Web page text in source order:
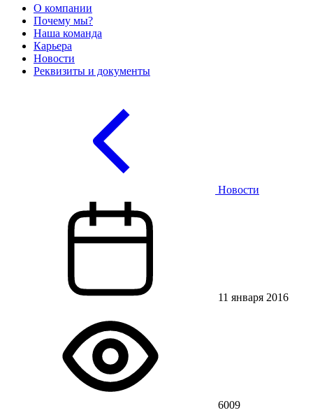
О компании
Почему мы?
Наша команда
Карьера
Новости
Реквизиты и документы
Новости
11 января 2016
6009